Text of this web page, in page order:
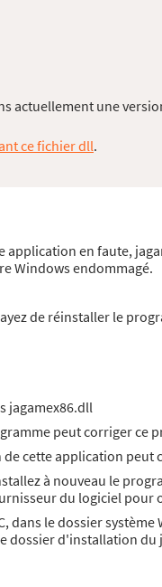
actuellement une
ce fichier dll.
application en faute,
Windows endommagé.
de réinstaller le
jagamex86.dll
peut corriger ce
cette application peut
à nouveau le
du logiciel pour
dans le dossier système
dossier d'installation